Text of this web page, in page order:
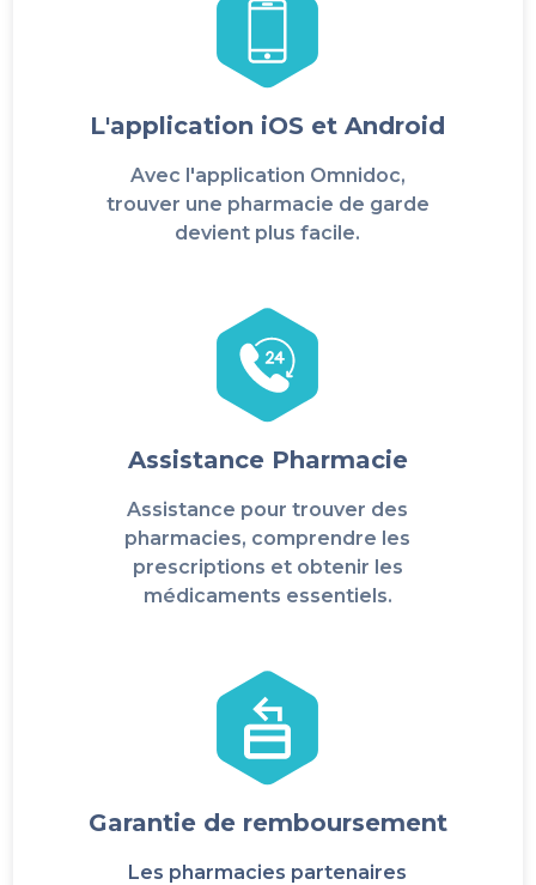
L'application iOS et Android
Avec l'application Omnidoc,
trouver une pharmacie de garde
devient plus facile.
Assistance Pharmacie
Assistance pour trouver des
pharmacies, comprendre les
prescriptions et obtenir les
médicaments essentiels.
Garantie de remboursement
Les pharmacies partenaires